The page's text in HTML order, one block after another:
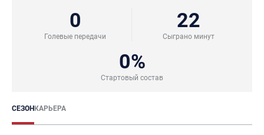
0
Голевые передачи
22
Сыграно минут
0%
Стартовый состав
СЕЗОНКАРЬЕРА